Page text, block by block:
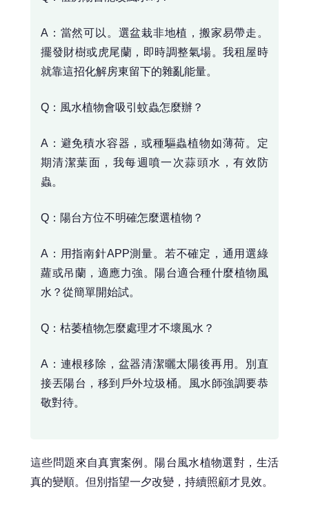
A：當然可以。選盆栽非地植，搬家易帶走。
擺發財樹或虎尾蘭，即時調整氣場。我租屋時
就靠這招化解房東留下的雜亂能量。
Q：風水植物會吸引蚊蟲怎麼辦？
A：避免積水容器，或種驅蟲植物如薄荷。定
期清潔葉面，我每週噴一次蒜頭水，有效防
蟲。
Q：陽台方位不明確怎麼選植物？
A：用指南針APP測量。若不確定，通用選綠
蘿或吊蘭，適應力強。陽台適合種什麼植物風
水？從簡單開始試。
Q：枯萎植物怎麼處理才不壞風水？
A：連根移除，盆器清潔曬太陽後再用。別直
接丟陽台，移到戶外垃圾桶。風水師強調要恭
敬對待。
這些問題來自真實案例。陽台風水植物選對，生活
真的變順。但別指望一夕改變，持續照顧才見效。